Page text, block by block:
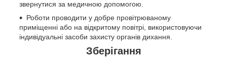
звернутися за медичною допомогою.
Роботи проводити у добре провітрюваному
приміщенні або на відкритому повітрі, використовуючи
індивідуальні засоби захисту органів дихання.
Зберігання